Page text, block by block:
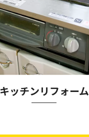
キッチンリフォーム